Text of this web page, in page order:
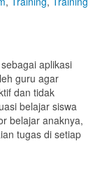
aplikasi
guru agar
dan tidak
belajar siswa
belajar anaknya,
tugas di setiap